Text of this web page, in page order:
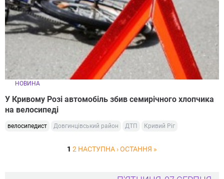
НОВИНА
У Кривому Розі автомобіль збив семирічного хлопчика
на велосипеді
велосипедист Довгинцівський район ДТП Кривий Ріг
1 2 НАСТУПНА ›ОСТАННЯ »